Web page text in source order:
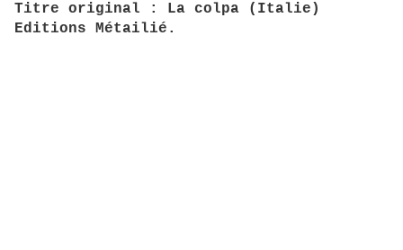
Titre original : La colpa (Italie)
Editions Métailié.